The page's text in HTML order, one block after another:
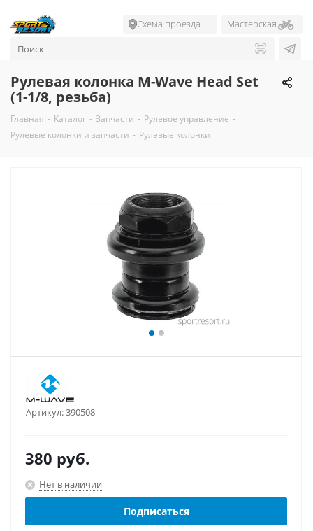
Схема проезда Мастерская
Рулевая колонка M-Wave Head Set
(1-1/8, резьба)
Главная - Каталог - Запчасти - Рулевое управление -
Рулевые колонки и запчасти - Рулевые колонки
Артикул:390508
380 руб.
Нет в наличии
Подписаться